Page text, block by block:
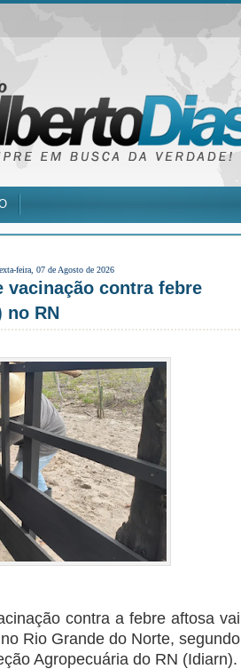
feira, 07 de Agosto de 2026
vacinação contra febre
no RN
contra a febre aftosa vai
Rio Grande do Norte, segundo
Agropecuária do RN (Idiarn).